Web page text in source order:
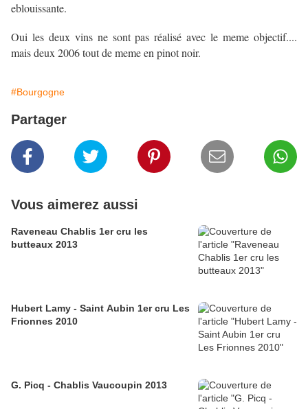
eblouissante.
Oui les deux vins ne sont pas réalisé avec le meme objectif....
mais deux 2006 tout de meme en pinot noir.
#Bourgogne
Partager
Vous aimerez aussi
Raveneau Chablis 1er cru les
butteaux 2013
Hubert Lamy - Saint Aubin 1er cru Les
Frionnes 2010
G. Picq - Chablis Vaucoupin 2013